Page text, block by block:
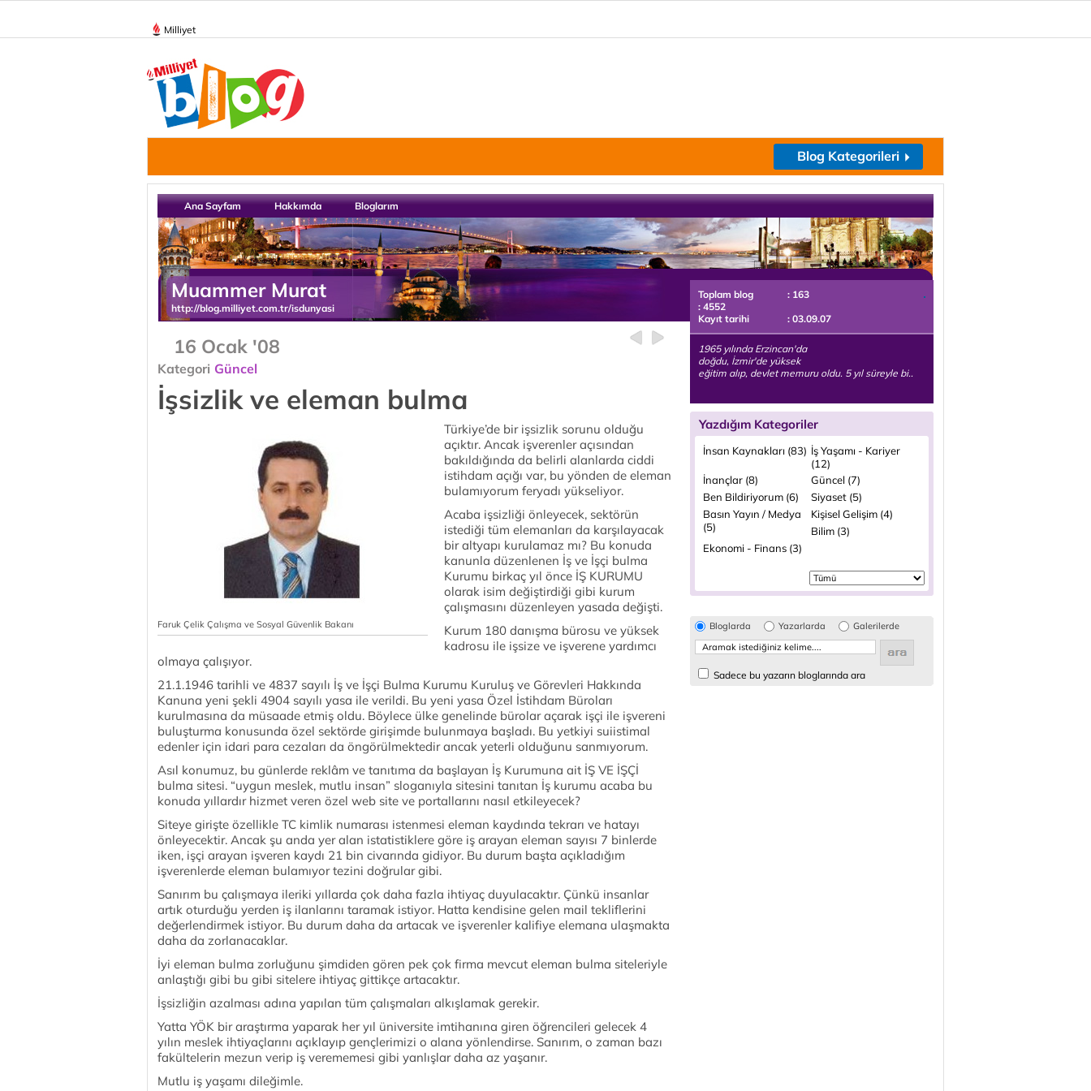
Milliyet
Blog Kategorileri
Ana Sayfam Hakkımda Bloglarım
Muammer Murat
http://blog.milliyet.com.tr/isdunyasi
16 Ocak '08
Kategori Güncel
İşsizlik ve eleman bulma
Faruk Çelik Çalışma ve Sosyal Güvenlik Bakanı
Türkiye’de bir işsizlik sorunu olduğu
açıktır. Ancak işverenler açısından
bakıldığında da belirli alanlarda ciddi
istihdam açığı var, bu yönden de eleman
bulamıyorum feryadı yükseliyor.
Acaba işsizliği önleyecek, sektörün
istediği tüm elemanları da karşılayacak
bir altyapı kurulamaz mı? Bu konuda
kanunla düzenlenen İş ve İşçi bulma
Kurumu birkaç yıl önce İŞ KURUMU
olarak isim değiştirdiği gibi kurum
çalışmasını düzenleyen yasada değişti.
Kurum 180 danışma bürosu ve yüksek
kadrosu ile işsize ve işverene yardımcı
olmaya çalışıyor.
21.1.1946 tarihli ve 4837 sayılı İş ve İşçi Bulma Kurumu Kuruluş ve Görevleri Hakkında
Kanuna yeni şekli 4904 sayılı yasa ile verildi. Bu yeni yasa Özel İstihdam Büroları
kurulmasına da müsaade etmiş oldu. Böylece ülke genelinde bürolar açarak işçi ile işvereni
buluşturma konusunda özel sektörde girişimde bulunmaya başladı. Bu yetkiyi suiistimal
edenler için idari para cezaları da öngörülmektedir ancak yeterli olduğunu sanmıyorum.
Asıl konumuz, bu günlerde reklâm ve tanıtıma da başlayan İş Kurumuna ait İŞ VE İŞÇİ
bulma sitesi. “uygun meslek, mutlu insan” sloganıyla sitesini tanıtan İş kurumu acaba bu
konuda yıllardır hizmet veren özel web site ve portallarını nasıl etkileyecek?
Siteye girişte özellikle TC kimlik numarası istenmesi eleman kaydında tekrarı ve hatayı
önleyecektir. Ancak şu anda yer alan istatistiklere göre iş arayan eleman sayısı 7 binlerde
iken, işçi arayan işveren kaydı 21 bin civarında gidiyor. Bu durum başta açıkladığım
işverenlerde eleman bulamıyor tezini doğrular gibi.
Sanırım bu çalışmaya ileriki yıllarda çok daha fazla ihtiyaç duyulacaktır. Çünkü insanlar
artık oturduğu yerden iş ilanlarını taramak istiyor. Hatta kendisine gelen mail tekliflerini
değerlendirmek istiyor. Bu durum daha da artacak ve işverenler kalifiye elemana ulaşmakta
daha da zorlanacaklar.
İyi eleman bulma zorluğunu şimdiden gören pek çok firma mevcut eleman bulma siteleriyle
anlaştığı gibi bu gibi sitelere ihtiyaç gittikçe artacaktır.
İşsizliğin azalması adına yapılan tüm çalışmaları alkışlamak gerekir.
Yatta YÖK bir araştırma yaparak her yıl üniversite imtihanına giren öğrencileri gelecek 4
yılın meslek ihtiyaçlarını açıklayıp gençlerimizi o alana yönlendirse. Sanırım, o zaman bazı
fakültelerin mezun verip iş verememesi gibi yanlışlar daha az yaşanır.
Mutlu iş yaşamı dileğimle.
Toplam blog
: 163
: 4552
Kayıt tarihi
: 03.09.07
1965 yılında Erzincan'da
doğdu, İzmir'de yüksek
eğitim alıp, devlet memuru oldu. 5 yıl süreyle bi..
Yazdığım Kategoriler
İnsan Kaynakları (83) İş Yaşamı - Kariyer
(12)
İnançlar (8)
Güncel (7)
Ben Bildiriyorum (6)
Siyaset (5)
Basın Yayın / Medya
(5)
Kişisel Gelişim (4)
Bilim (3)
Ekonomi - Finans (3)
Bloglarda Yazarlarda Galerilerde
Sadece bu yazarın bloglarında ara